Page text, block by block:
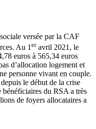
versée par la CAF
Au 1 eravril 2021, le
euros à 565,34 euros
d’allocation logement et
personne vivant en couple.
le début de la crise
du RSA a très
de foyers allocataires a